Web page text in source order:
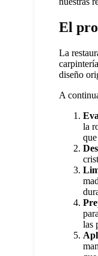
El
La
diseño
A
la
las